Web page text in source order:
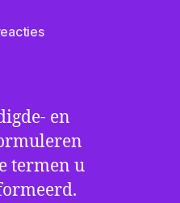
op
en
termen u